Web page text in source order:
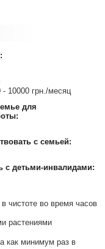
- 10000 грн./месяц
для
с семьей:
с детьми-инвалидами:
чистоте во время часов
растениями
как минимум раз в